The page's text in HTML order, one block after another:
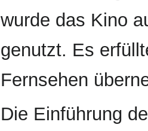
wurde das Kino
genutzt. Es
Fernsehen
Die Einführung